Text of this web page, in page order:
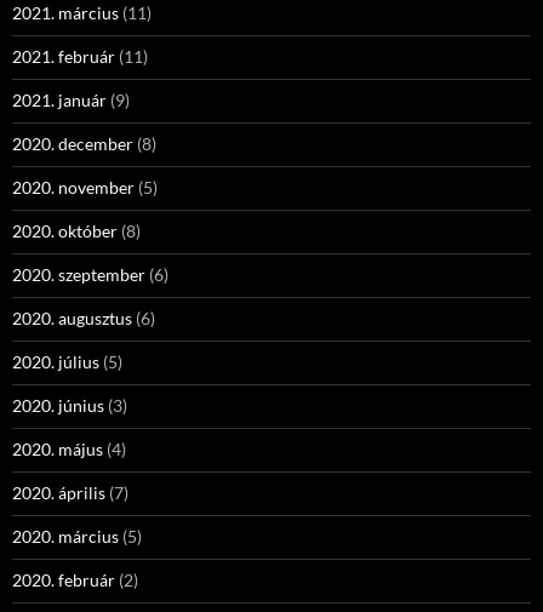
2021. március (11)
2021. február (11)
2021. január (9)
2020. december (8)
2020. november (5)
2020. október (8)
2020. szeptember (6)
2020. augusztus (6)
2020. július (5)
2020. június (3)
2020. május (4)
2020. április (7)
2020. március (5)
2020. február (2)